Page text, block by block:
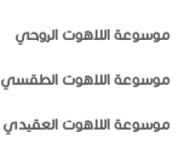
موسوعة اللاهوت الروحي
موسوعة اللاهوت الطقسي
موسوعة اللاهوت العقيدي